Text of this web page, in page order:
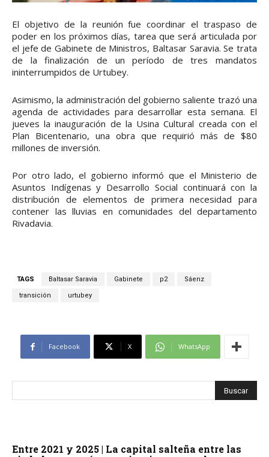
El objetivo de la reunión fue coordinar el traspaso de
poder en los próximos días, tarea que será articulada por
el jefe de Gabinete de Ministros, Baltasar Saravia. Se trata
de la finalización de un período de tres mandatos
ininterrumpidos de Urtubey.
Asimismo, la administración del gobierno saliente trazó una
agenda de actividades para desarrollar esta semana. El
jueves la inauguración de la Usina Cultural creada con el
Plan Bicentenario, una obra que requirió más de $80
millones de inversión.
Por otro lado, el gobierno informó que el Ministerio de
Asuntos Indígenas y Desarrollo Social continuará con la
distribución de elementos de primera necesidad para
contener las lluvias en comunidades del departamento
Rivadavia.
TAGS Baltasar Saravia Gabinete p2 Sáenz
transición urtubey
Facebook X WhatsApp
Entre 2021 y 2025 | La capital salteña entre las